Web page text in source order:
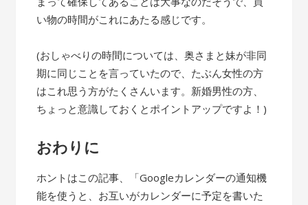
い物の時間がこれにあたる感じです。
(おしゃべりの時間については、奥さまと妹が非同
期に同じことを言っていたので、たぶん女性の方
はこれ思う方がたくさんいます。新婚男性の方、
ちょっと意識しておくとポイントアップですよ！)
おわりに
ホントはこの記事、「Googleカレンダーの通知機
能を使うと、お互いがカレンダーに予定を書いた